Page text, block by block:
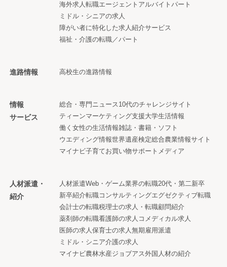
海外求人転職エージェント アルバイト パート
ミドル・シニアの求人
障がい者に特化した求人紹介サービス
福祉・介護の転職／パート
進路情報 高校生の進路情報
情報
サービス
総合・専門ニュース10代のチャレンジサイト
ティーンマーケティング支援大学生活情報
働く女性の生活情報雑誌・書籍・ソフト
ウエディング情報世界遺産検定総合農業情報サイト
マイナビ子育てお買い物サポートメディア
人材派遣・
紹介
人材派遣Web・ゲーム業界の転職20代・第二新卒
新卒紹介転職コンサルティングエグゼクティブ転職
会計士の転職税理士の求人・転職顧問紹介
薬剤師の転職看護師の求人 コメディカル求人
医師の求人保育士の求人無期雇用派遣
ミドル・シニア介護の求人
マイナビ農林水産ジョブアス外国人材の紹介